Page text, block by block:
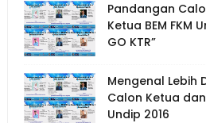
Pandangan
Ketua BEM FKM
GO KTR”
Mengenal Lebih
Calon Ketua dan
Undip 2016